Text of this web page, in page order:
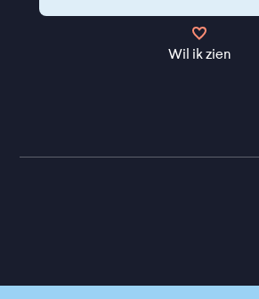
Wil ik zien